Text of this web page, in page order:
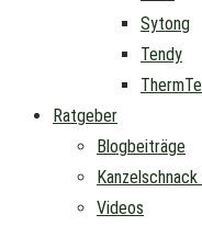
Sytong
Tendy
Ratgeber
Blogbeiträge
Videos